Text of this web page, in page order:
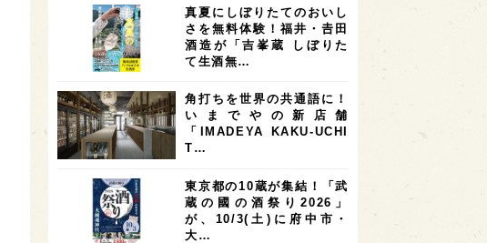
7 奈良県 滋賀県 7 和歌山県 6
6 フランス 6 高知県 5 島根県 5
山口県 4 アメリカ 4 神奈川県 4
大分県 4 三重県 3 3 3
オーストラリア 台湾 2 アジア
SAKEの時代を生きる 1
真夏にしぼりたてのおいし
さを無料体験！福井・𠮷田
酒造が「吉峯蔵 しぼりた
て生酒無…
角打ちを世界の共通語に！
いまでやの新店舗
「IMADEYA KAKU-UCHI
T…
東京都の10蔵が集結！「武
蔵の國の酒祭り2026」
が、10/3(土)に府中市・
大…